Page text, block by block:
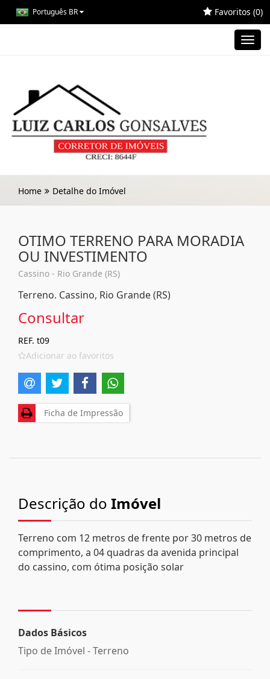
Português BR Favoritos (0)
Home Detalhe do Imóvel
OTIMO TERRENO PARA MORADIA
OU INVESTIMENTO
Cassino - Rio Grande (RS)
Terreno. Cassino, Rio Grande (RS)
Consultar
REF. t09
Adicionar ao favoritos
Ficha de Impressão
Descrição do Imóvel
Terreno com 12 metros de frente por 30 metros de
comprimento, a 04 quadras da avenida principal
do cassino, com ótima posição solar
Dados Básicos
Tipo de Imóvel - Terreno